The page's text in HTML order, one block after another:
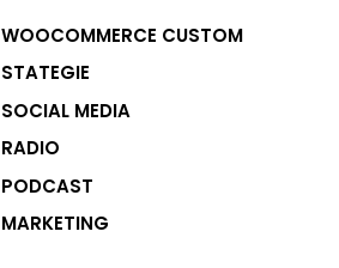
WOOCOMMERCE CUSTOM
STATEGIE
SOCIAL MEDIA
RADIO
PODCAST
MARKETING